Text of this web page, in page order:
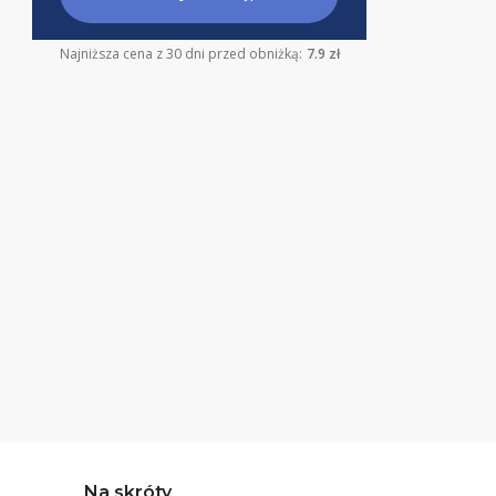
Najniższa cena z 30 dni przed obniżką: 7.9 zł